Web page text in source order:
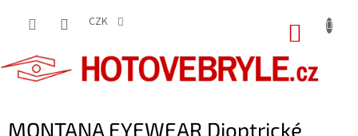
CZK
MONTANA EYEWEAR Dioptrické